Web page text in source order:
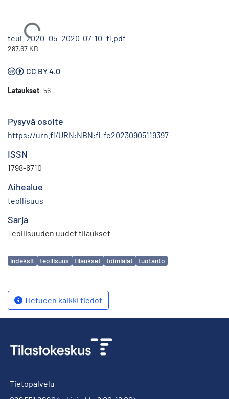
Ladataan...
teul_2020_05_2020-07-10_fi.pdf
287.67 KB
CC BY 4.0
Lataukset 56
Pysyvä osoite
https://urn.fi/URN:NBN:fi-fe20230905119397
ISSN
1798-6710
Aihealue
teollisuus
Sarja
Teollisuuden uudet tilaukset
Avainsanat
indeksit teollisuus tilaukset toimialat tuotanto
Tietueen kaikki tiedot
Tietopalvelu